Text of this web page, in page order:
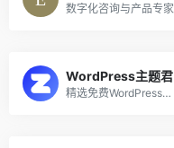
数字化咨询与产品专家
WordPress主题君
精选免费WordPress主题模板下载